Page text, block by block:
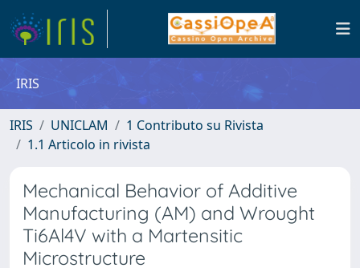
IRIS
IRIS UNICLAM
1 Contributo su Rivista
1.1 Articolo in rivista
Mechanical Behavior of Additive
Manufacturing (AM) and Wrought
Ti6Al4V with a Martensitic
Microstructure